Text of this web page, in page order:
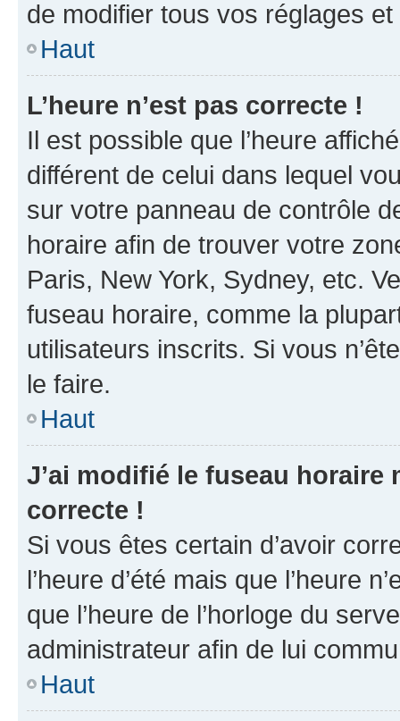
de modifier tous vos réglages
Haut
L’heure n’est pas correcte !
Il est possible que l’heure
différent de celui dans lequel
sur votre panneau de contrôle
horaire afin de trouver votre
Paris, New York, Sydney, etc.
fuseau horaire, comme la
utilisateurs inscrits. Si vous
le faire.
Haut
J’ai modifié le fuseau horaire
correcte !
Si vous êtes certain d’avoir
l’heure d’été mais que l’heure
que l’heure de l’horloge du
administrateur afin de lui
Haut